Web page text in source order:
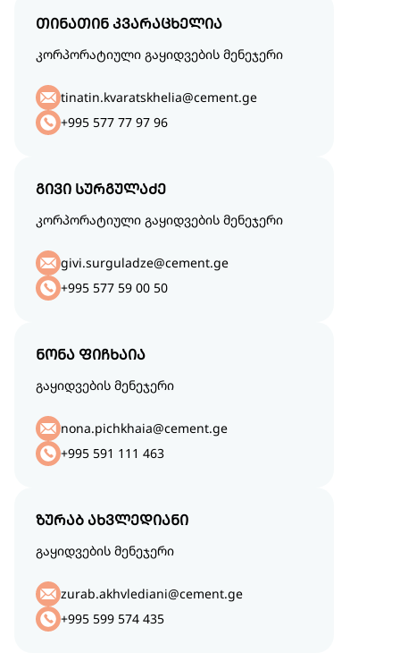
თინათინ კვარაცხელია
კორპორატიული გაყიდვების მენეჯერი
tinatin.kvaratskhelia@cement.ge
+995 577 77 97 96
გივი სურგულაძე
კორპორატიული გაყიდვების მენეჯერი
givi.surguladze@cement.ge
+995 577 59 00 50
ნონა ფიჩხაია
გაყიდვების მენეჯერი
nona.pichkhaia@cement.ge
+995 591 111 463
ზურაბ ახვლედიანი
გაყიდვების მენეჯერი
zurab.akhvlediani@cement.ge
+995 599 574 435